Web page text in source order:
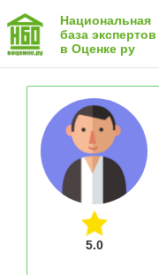
Национальная
база экспертов
в Оценке ру
5.0